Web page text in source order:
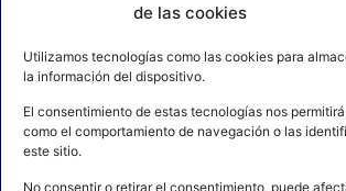
de las cookies
Utilizamos tecnologías como las cookies para
la información del dispositivo.
El consentimiento de estas tecnologías nos
como el comportamiento de navegación o las
este sitio.
No consentir o retirar el consentimiento, puede